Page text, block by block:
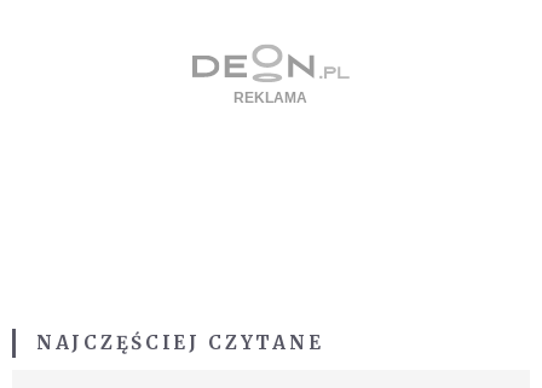
NAJCZĘŚCIEJ CZYTANE